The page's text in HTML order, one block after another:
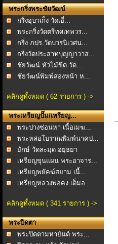
พระกริ่งพระชัยวัฒน์
กริ่งอุบาเก็ง วัดเอี่...
พระกริ่งวัดตรีทศเทพวร...
กริ่ง ภปร.วัดบวรนิเวศน...
กริ่งวัดประสาทบุญญาวาส...
ชัยวัฒน์ หัวไม้ขีด วัด...
ชัยวํฒน์พิมพ์สองหน้า ห...
คลิกดูทั้งหมด ( 62 รายการ ) ->
พระเหรียญปั๊ม/เหรียญ...
พระปางซ่อนหา เนื้อเมฆ...
พระหล่อโบราณพิมพ์นาคป...
ยักษ์ วัดละมุด อยุธยา
เหรียญขุนแผน พระอาจาร...
เหรียญพยัคฆ์สยาม เนื้...
เหรียญหลวงพ่อคง เต็มอ...
คลิกดูทั้งหมด ( 341 รายการ ) ->
พระปิดตา
พระปิดตามหายันต์ พระ...